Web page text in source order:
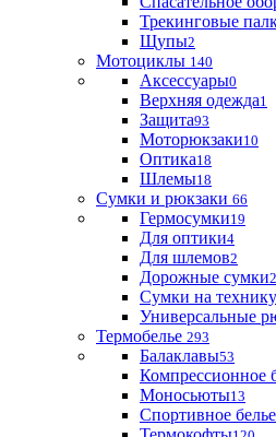
Трекинговые
Щупы2
Мотоциклы 140
Аксессуары0
Верхняя одежда1
Защита93
Моторюкзаки10
Оптика18
Шлемы18
Сумки и рюкзаки 66
Гермосумки19
Для оптики4
Для шлемов2
Дорожные сумки
Сумки на технику
Универсальные
Термобелье 293
Балаклавы53
Компрессионное
Моносьюты13
Спортивное белье